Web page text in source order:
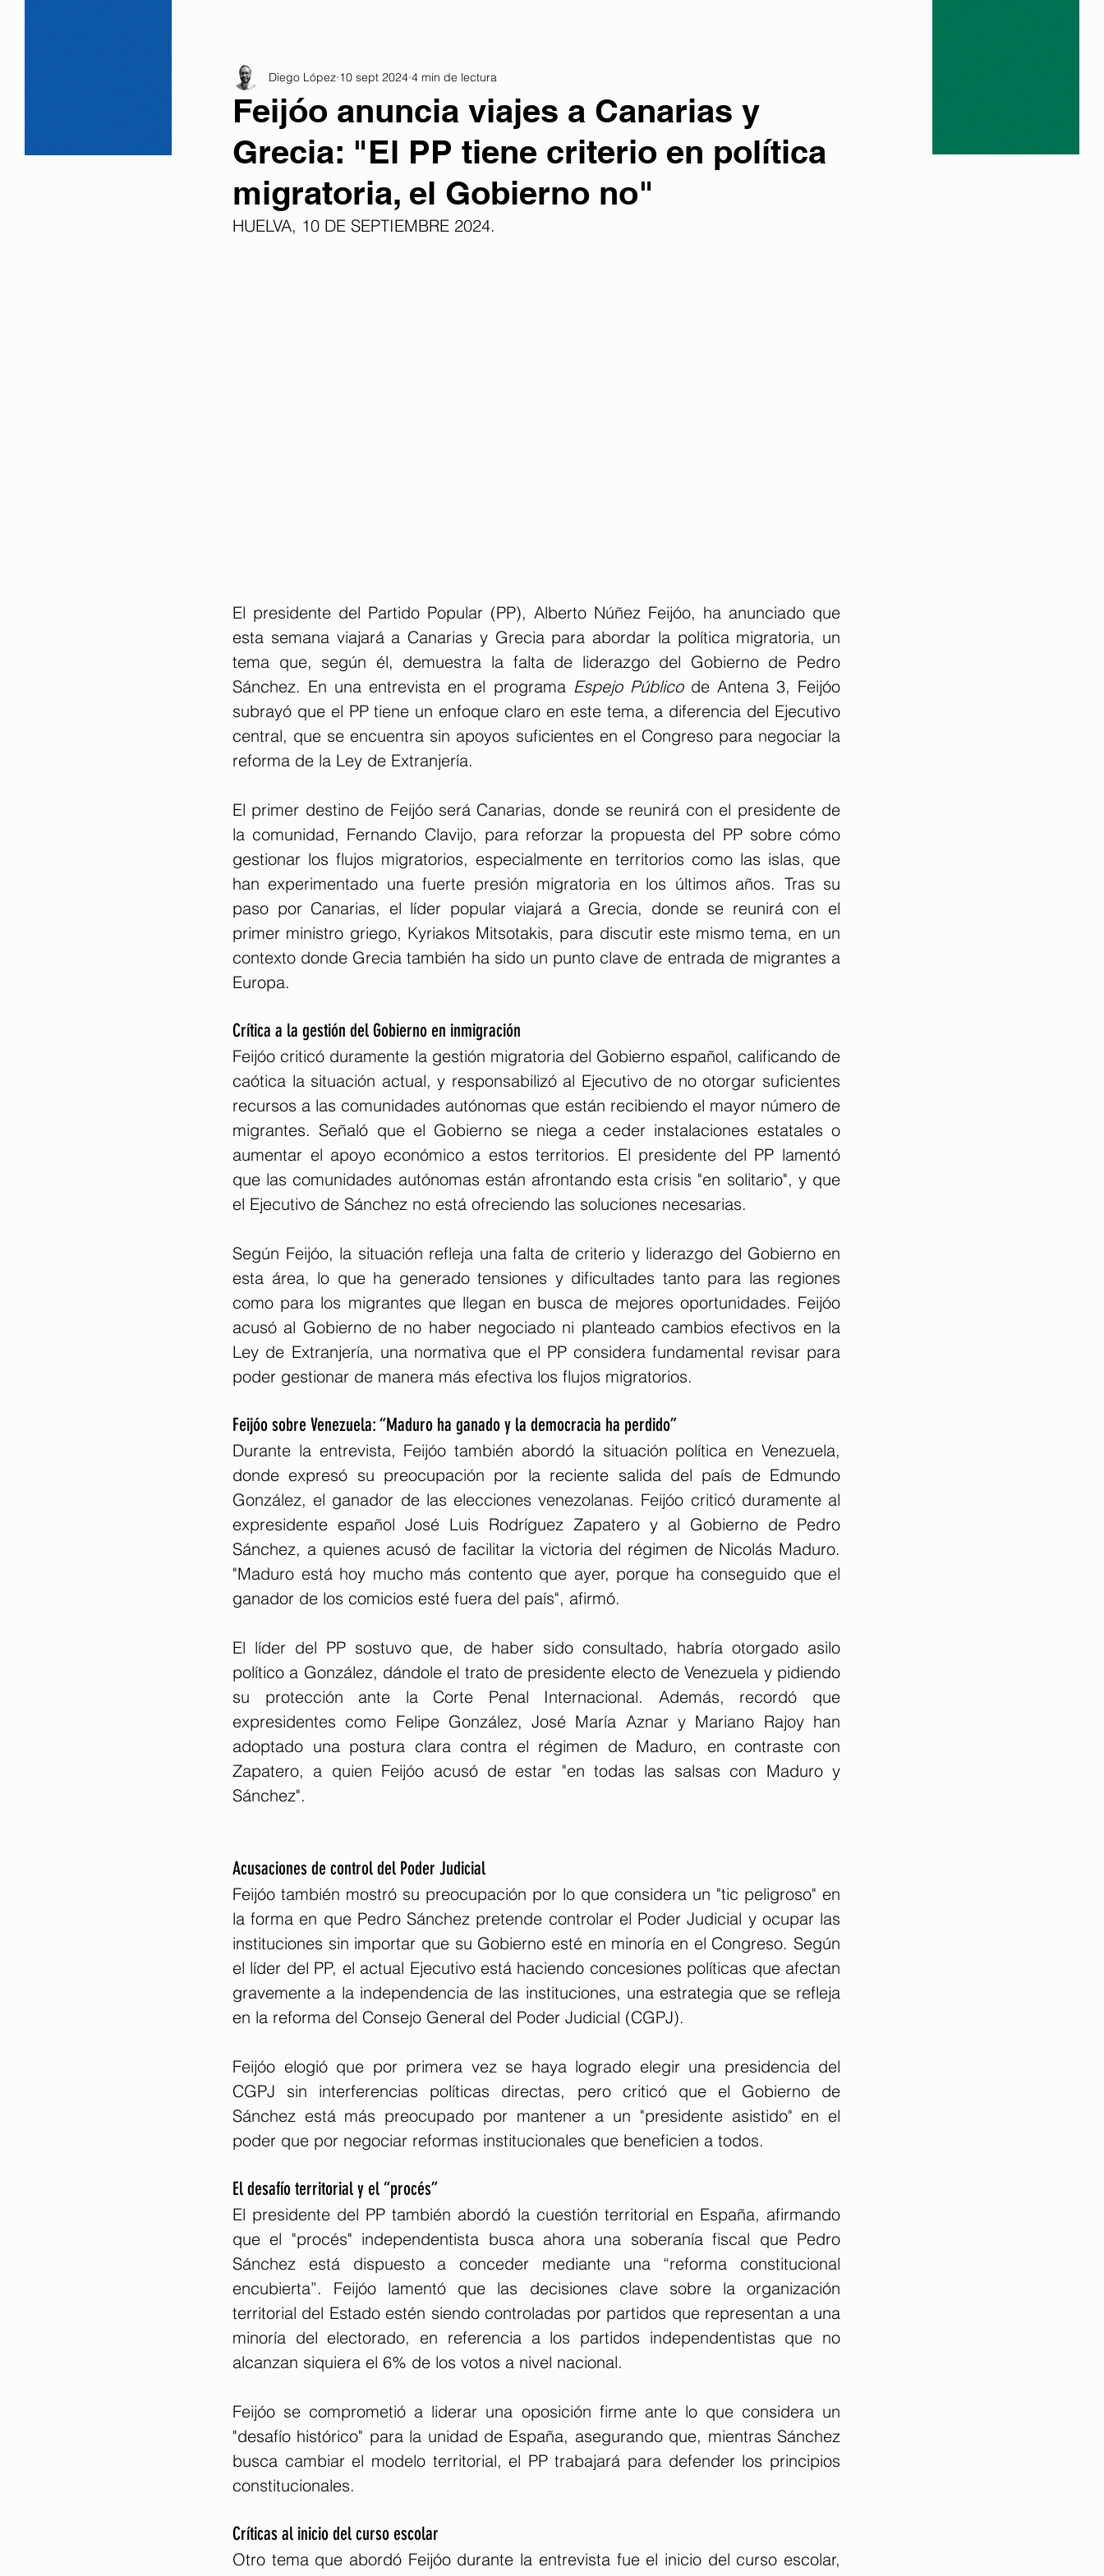
Feijóo anuncia viajes a Canarias y
Grecia: "El PP tiene criterio en política
migratoria, el Gobierno no"
Diego López 10 sept 2024 4 min de lectura
HUELVA, 10 DE SEPTIEMBRE 2024.
El presidente del Partido Popular (PP), Alberto Núñez Feijóo, ha anunciado que
esta semana viajará a Canarias y Grecia para abordar la política migratoria, un
tema que, según él, demuestra la falta de liderazgo del Gobierno de Pedro
Sánchez. En una entrevista en el programa Espejo Público de Antena 3, Feijóo
subrayó que el PP tiene un enfoque claro en este tema, a diferencia del Ejecutivo
central, que se encuentra sin apoyos suficientes en el Congreso para negociar la
reforma de la Ley de Extranjería.
El primer destino de Feijóo será Canarias, donde se reunirá con el presidente de
la comunidad, Fernando Clavijo, para reforzar la propuesta del PP sobre cómo
gestionar los flujos migratorios, especialmente en territorios como las islas, que
han experimentado una fuerte presión migratoria en los últimos años. Tras su
paso por Canarias, el líder popular viajará a Grecia, donde se reunirá con el
primer ministro griego, Kyriakos Mitsotakis, para discutir este mismo tema, en un
contexto donde Grecia también ha sido un punto clave de entrada de migrantes a
Europa.
Crítica a la gestión del Gobierno en inmigración
Feijóo criticó duramente la gestión migratoria del Gobierno español, calificando de
caótica la situación actual, y responsabilizó al Ejecutivo de no otorgar suficientes
recursos a las comunidades autónomas que están recibiendo el mayor número de
migrantes. Señaló que el Gobierno se niega a ceder instalaciones estatales o
aumentar el apoyo económico a estos territorios. El presidente del PP lamentó
que las comunidades autónomas están afrontando esta crisis "en solitario", y que
el Ejecutivo de Sánchez no está ofreciendo las soluciones necesarias.
Según Feijóo, la situación refleja una falta de criterio y liderazgo del Gobierno en
esta área, lo que ha generado tensiones y dificultades tanto para las regiones
como para los migrantes que llegan en busca de mejores oportunidades. Feijóo
acusó al Gobierno de no haber negociado ni planteado cambios efectivos en la
Ley de Extranjería, una normativa que el PP considera fundamental revisar para
poder gestionar de manera más efectiva los flujos migratorios.
Feijóo sobre Venezuela: “Maduro ha ganado y la democracia ha perdido”
Durante la entrevista, Feijóo también abordó la situación política en Venezuela,
donde expresó su preocupación por la reciente salida del país de Edmundo
González, el ganador de las elecciones venezolanas. Feijóo criticó duramente al
expresidente español José Luis Rodríguez Zapatero y al Gobierno de Pedro
Sánchez, a quienes acusó de facilitar la victoria del régimen de Nicolás Maduro.
"Maduro está hoy mucho más contento que ayer, porque ha conseguido que el
ganador de los comicios esté fuera del país", afirmó.
El líder del PP sostuvo que, de haber sido consultado, habría otorgado asilo
político a González, dándole el trato de presidente electo de Venezuela y pidiendo
su protección ante la Corte Penal Internacional. Además, recordó que
expresidentes como Felipe González, José María Aznar y Mariano Rajoy han
adoptado una postura clara contra el régimen de Maduro, en contraste con
Zapatero, a quien Feijóo acusó de estar "en todas las salsas con Maduro y
Sánchez".
Acusaciones de control del Poder Judicial
Feijóo también mostró su preocupación por lo que considera un "tic peligroso" en
la forma en que Pedro Sánchez pretende controlar el Poder Judicial y ocupar las
instituciones sin importar que su Gobierno esté en minoría en el Congreso. Según
el líder del PP, el actual Ejecutivo está haciendo concesiones políticas que afectan
gravemente a la independencia de las instituciones, una estrategia que se refleja
en la reforma del Consejo General del Poder Judicial (CGPJ).
Feijóo elogió que por primera vez se haya logrado elegir una presidencia del
CGPJ sin interferencias políticas directas, pero criticó que el Gobierno de
Sánchez está más preocupado por mantener a un "presidente asistido" en el
poder que por negociar reformas institucionales que beneficien a todos.
El desafío territorial y el “procés”
El presidente del PP también abordó la cuestión territorial en España, afirmando
que el "procés" independentista busca ahora una soberanía fiscal que Pedro
Sánchez está dispuesto a conceder mediante una “reforma constitucional
encubierta”. Feijóo lamentó que las decisiones clave sobre la organización
territorial del Estado estén siendo controladas por partidos que representan a una
minoría del electorado, en referencia a los partidos independentistas que no
alcanzan siquiera el 6% de los votos a nivel nacional.
Feijóo se comprometió a liderar una oposición firme ante lo que considera un
"desafío histórico" para la unidad de España, asegurando que, mientras Sánchez
busca cambiar el modelo territorial, el PP trabajará para defender los principios
constitucionales.
Críticas al inicio del curso escolar
Otro tema que abordó Feijóo durante la entrevista fue el inicio del curso escolar,